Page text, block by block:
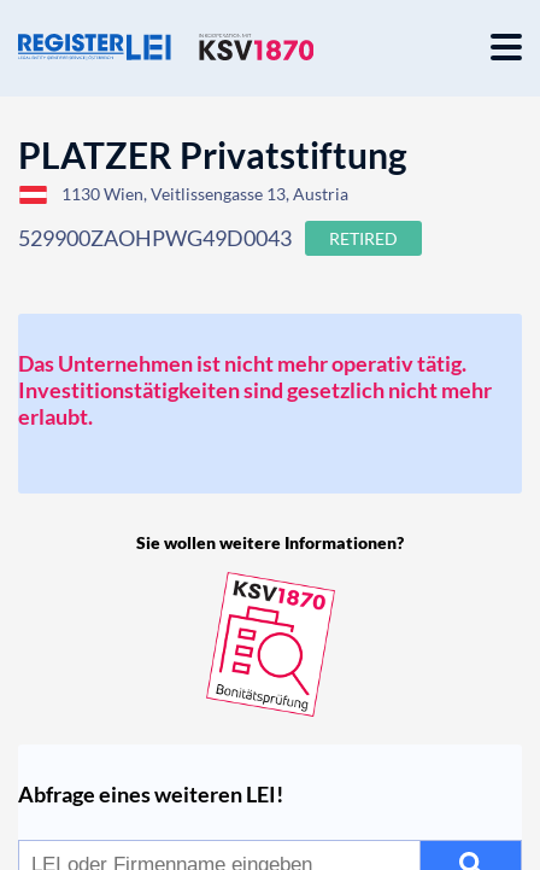
PLATZER Privatstiftung
1130 Wien, Veitlissengasse 13, Austria
529900ZAOHPWG49D0043 RETIRED
Das Unternehmen ist nicht mehr operativ tätig.
Investitionstätigkeiten sind gesetzlich nicht mehr
erlaubt.
Sie wollen weitere Informationen?
Abfrage eines weiteren LEI!